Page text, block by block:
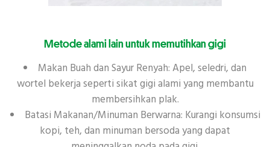
Metode alami lain untuk memutihkan gigi
Makan Buah dan Sayur Renyah: Apel, seledri, dan
wortel bekerja seperti sikat gigi alami yang membantu
membersihkan plak.
Batasi Makanan/Minuman Berwarna: Kurangi konsumsi
kopi, teh, dan minuman bersoda yang dapat